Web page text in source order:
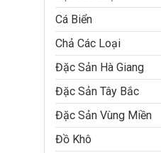
Cá Biển
Chả Các Loại
Đặc Sản Hà Giang
Đặc Sản Tây Bắc
Đặc Sản Vùng Miền
Đồ Khô